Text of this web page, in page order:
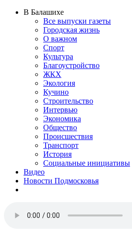
В Балашихе
Все выпуски газеты
Городская жизнь
О важном
Спорт
Культура
Благоустройство
ЖКХ
Экология
Кучино
Строительство
Интервью
Экономика
Общество
Происшествия
Транспорт
История
Социальные инициативы
Видео
Новости Подмосковья